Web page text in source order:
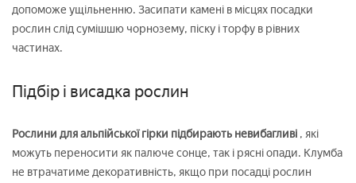
допоможе ущільненню. Засипати камені в місцях посадки
рослин слід сумішшю чорнозему, піску і торфу в рівних
частинах.
Підбір і висадка рослин
Рослини для альпійської гірки підбирають невибагливі , які
можуть переносити як палюче сонце, так і рясні опади. Клумба
не втрачатиме декоративність, якщо при посадці рослин